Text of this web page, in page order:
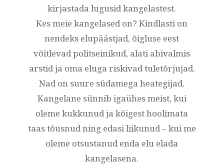
kirjastada lugusid kangelastest.
Kes meie kangelased on? Kindlasti on
nendeks elupäästjad, õigluse eest
võitlevad politseinikud, alati abivalmis
arstid ja oma eluga riskivad tuletõrjujad.
Nad on suure südamega heategijad.
Kangelane sünnib igaühes meist, kui
oleme kukkunud ja kõigest hoolimata
taas tõusnud ning edasi liikunud – kui me
oleme otsustanud enda elu elada
kangelasena.